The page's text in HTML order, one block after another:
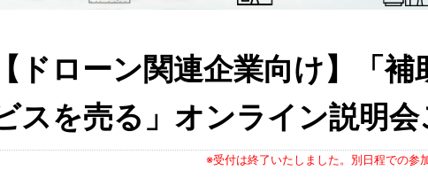
【ドローン関連企業向け】「
スを売る」オンライン説明
※受付は終了いたしました。別日程での参